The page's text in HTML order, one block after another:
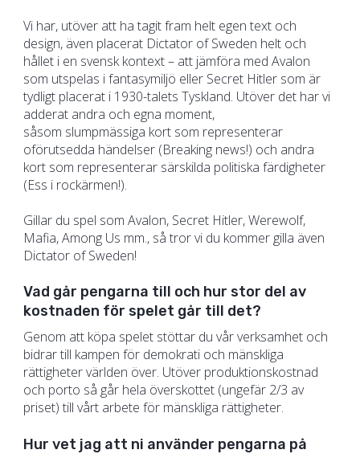
Vi har, utöver att ha tagit fram helt egen text och
design, även placerat Dictator of Sweden helt och
hållet i en svensk kontext – att jämföra med Avalon
som utspelas i fantasymiljö eller Secret Hitler som är
tydligt placerat i 1930-talets Tyskland. Utöver det har vi
adderat andra och egna moment,
såsom slumpmässiga kort som representerar
oförutsedda händelser (Breaking news!) och andra
kort som representerar särskilda politiska färdigheter
(Ess i rockärmen!).
Gillar du spel som Avalon, Secret Hitler, Werewolf,
Mafia, Among Us mm., så tror vi du kommer gilla även
Dictator of Sweden!
Vad går pengarna till och hur stor del av
kostnaden för spelet går till det?
Genom att köpa spelet stöttar du vår verksamhet och
bidrar till kampen för demokrati och mänskliga
rättigheter världen över. Utöver produktionskostnad
och porto så går hela överskottet (ungefär 2/3 av
priset) till vårt arbete för mänskliga rättigheter.
Hur vet jag att ni använder pengarna på